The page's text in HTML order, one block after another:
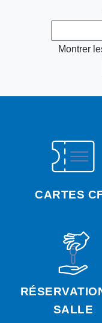
CARTES
SALLE
Montrer